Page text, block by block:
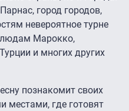
город городов,
невероятное турне
Марокко,
и многих других
познакомит своих
местами, где готовят